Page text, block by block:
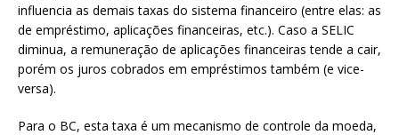
influencia as demais taxas do sistema financeiro (entre elas: as
de empréstimo, aplicações financeiras, etc.). Caso a SELIC
diminua, a remuneração de aplicações financeiras tende a cair,
porém os juros cobrados em empréstimos também (e vice-
versa).
Para o BC, esta taxa é um mecanismo de controle da moeda,